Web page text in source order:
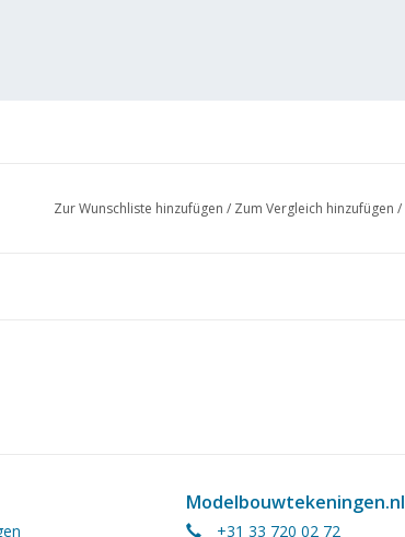
Zur Wunschliste hinzufügen / Zum Vergleich hinzufügen /
Modelbouwtekeningen.nl
+31 33 720 02 72